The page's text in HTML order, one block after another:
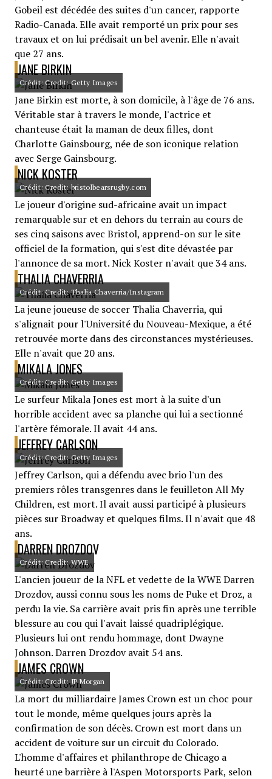
Gobeil est décédée des suites d'un cancer, rapporte
Radio-Canada. Elle avait remporté un prix pour ses
travaux et on lui prédisait un bel avenir. Elle n'avait
que 27 ans.
JANE BIRKIN
Crédit: Credit: Getty Images
Jane Birkin est morte, à son domicile, à l'âge de 76 ans.
Véritable star à travers le monde, l'actrice et
chanteuse était la maman de deux filles, dont
Charlotte Gainsbourg, née de son iconique relation
avec Serge Gainsbourg.
NICK KOSTER
Crédit: Credit: bristolbearsrugby.com
Le joueur d'origine sud-africaine avait un impact
remarquable sur et en dehors du terrain au cours de
ses cinq saisons avec Bristol, apprend-on sur le site
officiel de la formation, qui s'est dite dévastée par
l'annonce de sa mort. Nick Koster n'avait que 34 ans.
THALIA CHAVERRIA
Crédit: Credit: Thalia Chaverria/Instagram
La jeune joueuse de soccer Thalia Chaverria, qui
s'alignait pour l'Université du Nouveau-Mexique, a été
retrouvée morte dans des circonstances mystérieuses.
Elle n'avait que 20 ans.
MIKALA JONES
Crédit: Credit: Getty Images
Le surfeur Mikala Jones est mort à la suite d'un
horrible accident avec sa planche qui lui a sectionné
l'artère fémorale. Il avait 44 ans.
JEFFREY CARLSON
Crédit: Credit: Getty Images
Jeffrey Carlson, qui a défendu avec brio l'un des
premiers rôles transgenres dans le feuilleton All My
Children, est mort. Il avait aussi participé à plusieurs
pièces sur Broadway et quelques films. Il n'avait que 48
ans.
DARREN DROZDOV
Crédit: Credit: WWE
L'ancien joueur de la NFL et vedette de la WWE Darren
Drozdov, aussi connu sous les noms de Puke et Droz, a
perdu la vie. Sa carrière avait pris fin après une terrible
blessure au cou qui l'avait laissé quadriplégique.
Plusieurs lui ont rendu hommage, dont Dwayne
Johnson. Darren Drozdov avait 54 ans.
JAMES CROWN
Crédit: Credit: JP Morgan
La mort du milliardaire James Crown est un choc pour
tout le monde, même quelques jours après la
confirmation de son décès. Crown est mort dans un
accident de voiture sur un circuit du Colorado.
L'homme d'affaires et philanthrope de Chicago a
heurté une barrière à l'Aspen Motorsports Park, selon